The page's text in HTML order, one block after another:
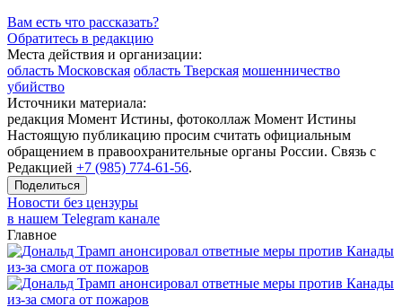
Вам есть что рассказать?
Обратитесь в редакцию
Места действия и организации:
область Московская область Тверская мошенничество
убийство
Источники материала:
редакция Момент Истины, фотоколлаж Момент Истины
Настоящую публикацию просим считать официальным
обращением в правоохранительные органы России. Связь с
Редакцией +7 (985) 774-61-56.
Поделиться
Новости без цензуры
в нашем Telegram канале
Главное